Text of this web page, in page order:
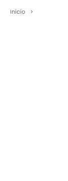
Inicio >